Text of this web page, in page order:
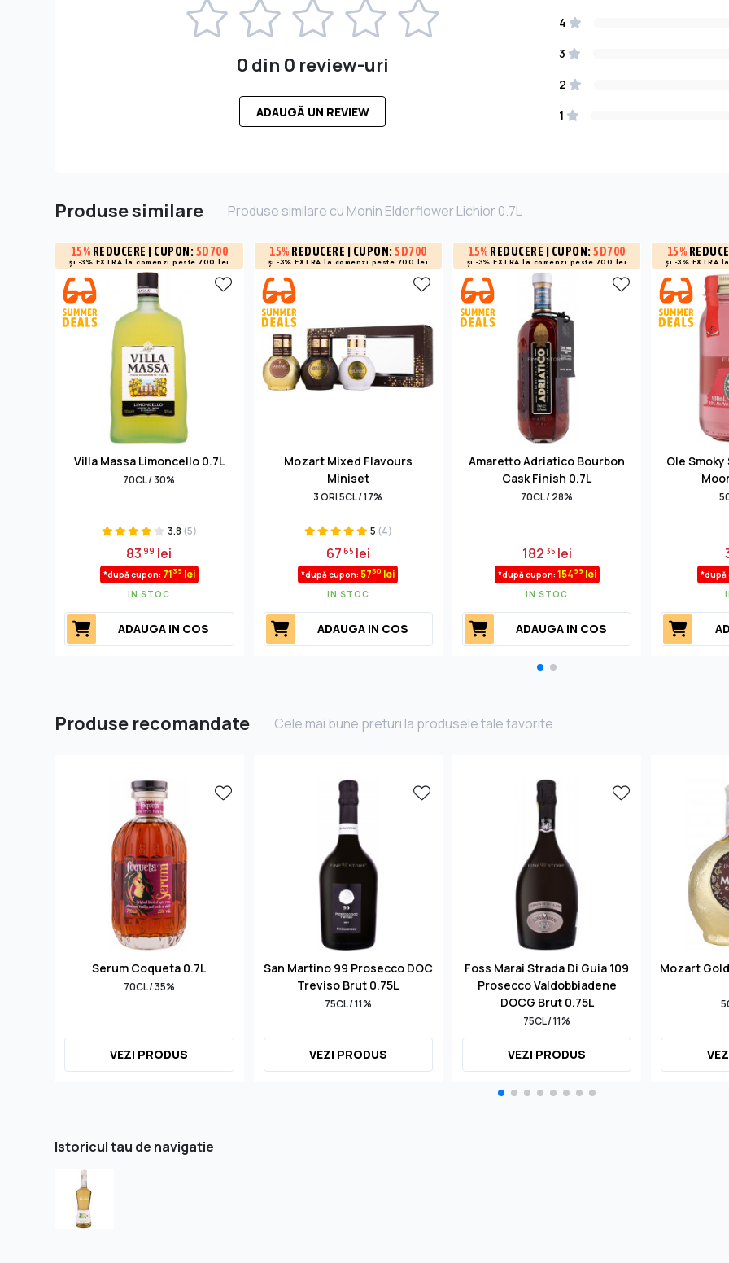
0 din 0 review-uri
ADAUGĂ UN REVIEW
4
3
2
1
Produse similare Produse similare cu Monin Elderflower Lichior 0.7L
15% REDUCERE | CUPON: SD700
și -3% EXTRA la comenzi peste 700 lei
Villa Massa Limoncello 0.7L
70CL / 30%
3.8 (5)
8399 lei
*după cupon: 7139 lei
IN STOC
ADAUGA IN COS
15% REDUCERE | CUPON:SD700
și -3% EXTRA la comenzi peste 700 lei
Mozart Mixed Flavours
Miniset
3 ORI 5CL / 17%
5 (4)
6765lei
*după cupon:5750 lei
IN STOC
ADAUGA IN COS
15% REDUCERE | CUPON:SD700
și -3% EXTRA la comenzi peste 700 lei
Amaretto Adriatico Bourbon
Cask Finish 0.7L
70CL / 28%
182 35lei
*după cupon: 15499 lei
IN STOC
ADAUGA IN COS
15%
și -3% EXTRA la
Ole
*după
Produse recomandate Cele mai bune preturi la produsele tale favorite
Serum Coqueta 0.7L
70CL / 35%
VEZI PRODUS
San Martino 99 Prosecco DOC
Treviso Brut 0.75L
75CL / 11%
VEZI PRODUS
Foss Marai Strada Di Guia 109
Prosecco Valdobbiadene
DOCG Brut 0.75L
75CL / 11%
VEZI PRODUS
Mozart
Istoricul tau de navigatie